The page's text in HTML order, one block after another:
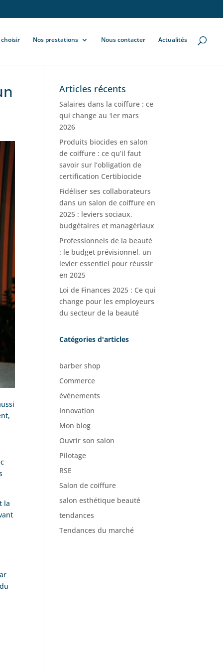
choisir Nos prestations Nous contacter Actualités
la
Articles récents
Salaires dans la coiffure : ce
qui change au 1er mars
2026
Produits biocides en salon
de coiffure : ce qu’il faut
savoir sur l’obligation de
certification Certibiocide
Fidéliser ses collaborateurs
dans un salon de coiffure en
2025 : leviers sociaux,
budgétaires et managériaux
Professionnels de la beauté
: le budget prévisionnel, un
levier essentiel pour réussir
en 2025
Loi de Finances 2025 : Ce qui
change pour les employeurs
du secteur de la beauté
Catégories d'articles
barber shop
Commerce
événements
Innovation
Mon blog
Ouvrir son salon
Pilotage
RSE
Salon de coiffure
salon esthétique beauté
tendances
Tendances du marché